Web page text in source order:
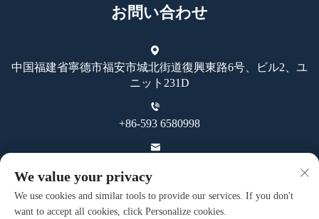
お問い合わせ
中国福建省寧德市福安市城北街道復興東路6号、ビル2、ユ
ニット231D
+86-593 6580998
We value your privacy
We use cookies and similar tools to provide our services. If you don't
want to accept all cookies, click Personalize cookies.